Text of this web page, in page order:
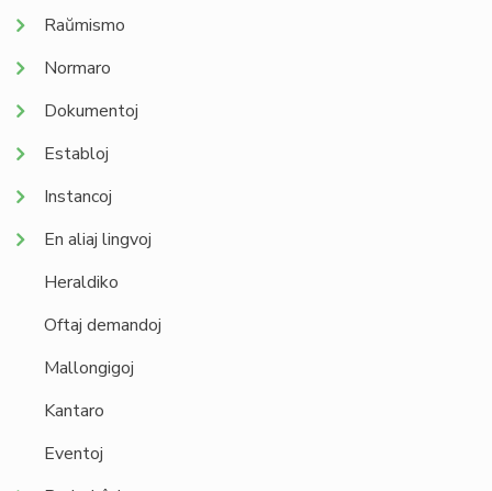
Raŭmismo
Normaro
Dokumentoj
Establoj
Instancoj
En aliaj lingvoj
Heraldiko
Oftaj demandoj
Mallongigoj
Kantaro
Eventoj